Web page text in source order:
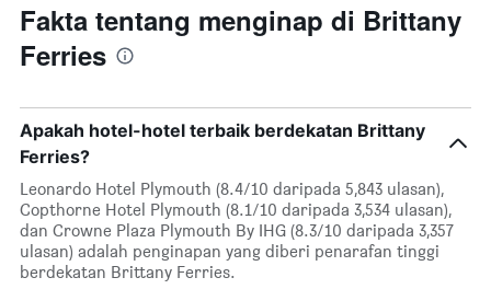
Fakta tentang menginap di Brittany
Ferries
Apakah hotel-hotel terbaik berdekatan Brittany
Ferries?
Leonardo Hotel Plymouth (8.4/10 daripada 5,843 ulasan),
Copthorne Hotel Plymouth (8.1/10 daripada 3,534 ulasan),
dan Crowne Plaza Plymouth By IHG (8.3/10 daripada 3,357
ulasan) adalah penginapan yang diberi penarafan tinggi
berdekatan Brittany Ferries.